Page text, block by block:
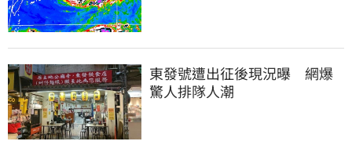
東發號遭出征後現況曝　網爆
驚人排隊人潮